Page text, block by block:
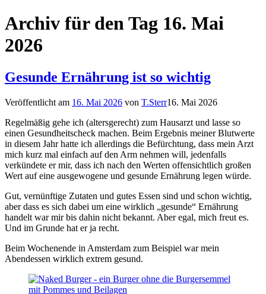
Archiv für den Tag 16. Mai
2026
Gesunde Ernährung ist so wichtig
Veröffentlicht am 16. Mai 2026 von T.Sterr16. Mai 2026
Regelmäßig gehe ich (altersgerecht) zum Hausarzt und lasse so
einen Gesundheitscheck machen. Beim Ergebnis meiner Blutwerte
in diesem Jahr hatte ich allerdings die Befürchtung, dass mein Arzt
mich kurz mal einfach auf den Arm nehmen will, jedenfalls
verkündete er mir, dass ich nach den Werten offensichtlich großen
Wert auf eine ausgewogene und gesunde Ernährung legen würde.
Gut, vernünftige Zutaten und gutes Essen sind und schon wichtig,
aber dass es sich dabei um eine wirklich „gesunde“ Ernährung
handelt war mir bis dahin nicht bekannt. Aber egal, mich freut es.
Und im Grunde hat er ja recht.
Beim Wochenende in Amsterdam zum Beispiel war mein
Abendessen wirklich extrem gesund.